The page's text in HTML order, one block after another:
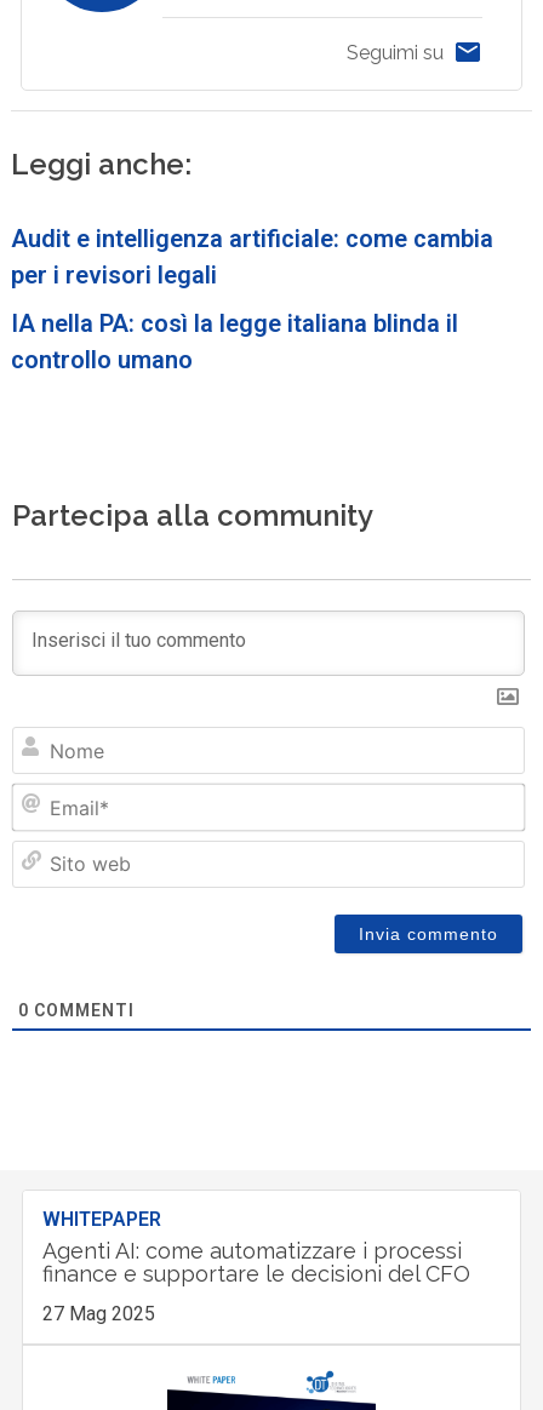
Seguimi su
Leggi anche:
Audit e intelligenza artificiale: come cambia
per i revisori legali
IA nella PA: così la legge italiana blinda il
controllo umano
Partecipa alla community
0 COMMENTI
WHITEPAPER
Agenti AI: come automatizzare i processi
finance e supportare le decisioni del CFO
27 Mag 2025